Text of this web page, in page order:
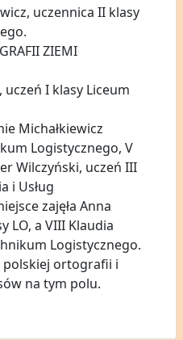
uczennica II klasy
ZIEMI
uczeń I klasy Liceum
Michałkiewicz
Logistycznego, V
Wilczyński, uczeń III
i Usług
zajęła Anna
LO, a VIII Klaudia
Logistycznego.
polskiej ortografii i
na tym polu.